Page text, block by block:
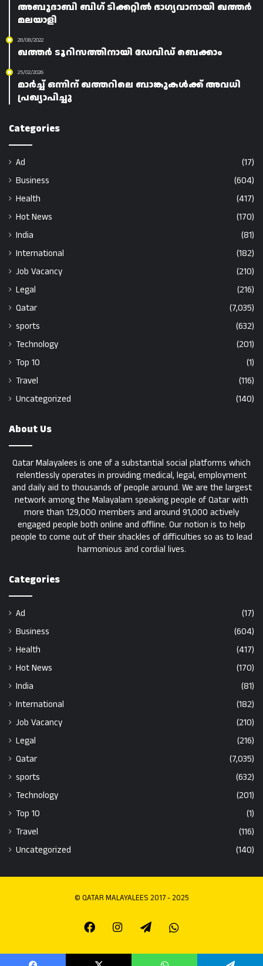
അബുദാബി ബിഗ് ടിക്കറ്റിൽ ഭാഗ്യവാനായി ഖത്തർ
മലയാളി
28/08/2022
ഖത്തർ ടൂറിസത്തിനായി ഡേവിഡ് ബെക്കാം
25/02/2026
മാർച്ച് ഒന്നിന് ഖത്തറിലെ ബാങ്കുകൾക്ക് അവധി
പ്രഖ്യാപിച്ചു
Categories
Ad
(17)
Business
(604)
Health
(417)
Hot News
(170)
India
(81)
International
(182)
Job Vacancy
(210)
Legal
(216)
Qatar
(7,035)
sports
(632)
Technology
(201)
Top 10
(1)
Travel
(116)
Uncategorized
(140)
About Us
Qatar Malayalees is one of a substantial social platforms which
relentlessly operates in providing medical, legal, employment
and daily aid to thousands of people around. We are the largest
network among the Malayalam speaking people of Qatar with
more than 129,000 members and around 91,000 actively
engaged people both online and offline. Our notion is to help
people to come out of their shackles of difficulties so as to lead
harmonious and cordial lives.
Categories
Ad
(17)
Business
(604)
Health
(417)
Hot News
(170)
India
(81)
International
(182)
Job Vacancy
(210)
Legal
(216)
Qatar
(7,035)
sports
(632)
Technology
(201)
Top 10
(1)
Travel
(116)
Uncategorized
(140)
© QATAR MALAYALEES 2017 - 2025
FacebookInstagramTelegramWhatsapp